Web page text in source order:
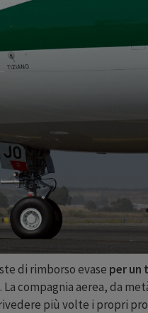
di rimborso evase per un
compagnia aerea, da
più volte i propri